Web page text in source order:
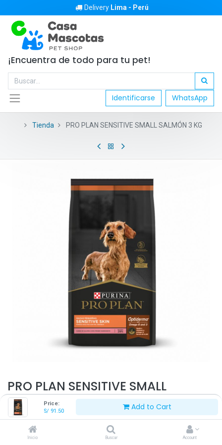
Price:
S/ 91.50 Add to Cart
Inicio Buscar Account
Delivery Lima - Perú
¡Encuentra de todo para tu pet!
Identificarse WhatsApp
Tienda PRO PLAN SENSITIVE SMALL SALMÓN 3 KG
PRO PLAN SENSITIVE SMALL
SALMÓN 3 KG
91.50